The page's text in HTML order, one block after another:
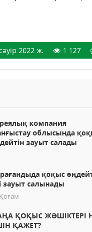
2022 ж. 1 127
компания
облысында
зауыт салады
қоқыс
зауыт салынады
Қоғам
ҚОҚЫС ЖӘШІКТЕРІ
ҚАЖЕТ?